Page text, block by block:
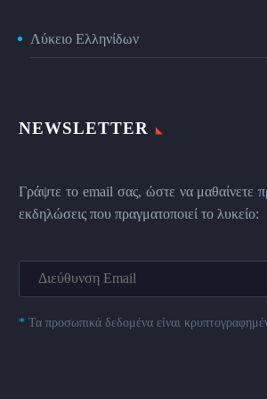
Λύκειο Ελληνίδων
NEWSLETTER
Γράψτε το email σας, ώστε να μαθαίνετε
εκδηλώσεις που πραγματοποιεί το λυκείο:
* Τα προσωπικά δεδομένα είναι